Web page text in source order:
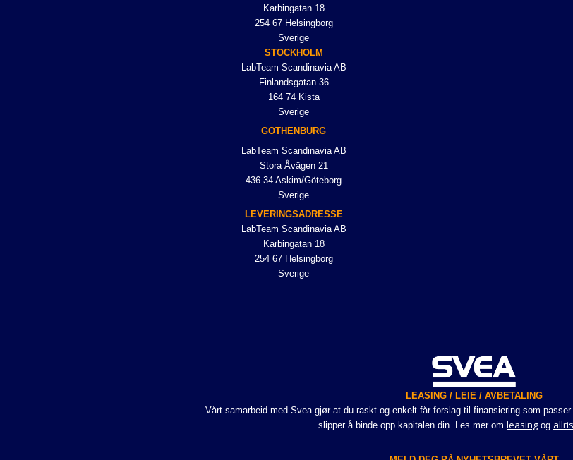
Karbingatan 18
254 67 Helsingborg
Sverige
STOCKHOLM
LabTeam Scandinavia AB
Finlandsgatan 36
164 74 Kista
Sverige
GOTHENBURG
LabTeam Scandinavia AB
Stora Åvägen 21
436 34 Askim/Göteborg
Sverige
LEVERINGSADRESSE
LabTeam Scandinavia AB
Karbingatan 18
254 67 Helsingborg
Sverige
LEASING / LEIE / AVBETALING
Vårt samarbeid med Svea gjør at du raskt og enkelt får forslag til finansiering som
slipper å binde opp kapitalen din. Les mer om leasing og